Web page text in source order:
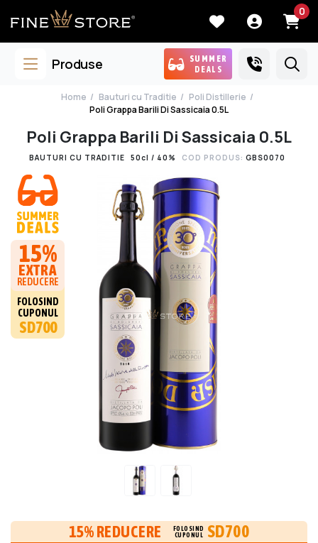
0
Produse
SUMMER
DEALS
Home Bauturi cu Traditie
Poli Distillerie
Poli Grappa Barili Di Sassicaia 0.5L
Poli Grappa Barili Di Sassicaia 0.5L
BAUTURI CU TRADITIE 50cl / 40% COD PRODUS: GBS0070
15%
EXTRA
REDUCERE
FOLOSIND
CUPONUL
SD700
15% REDUCERE
FOLOSIND
CUPONUL
SD700